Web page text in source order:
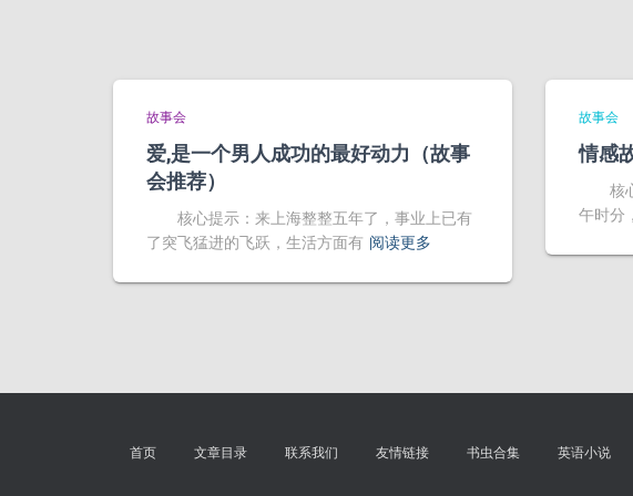
故事会
爱,是一个男人成功的最好动力（故事
会推荐）
核心提示：来上海整整五年了，事业上已有
了突飞猛进的飞跃，生活方面有 阅读更多
故事会
情感
核心
午时分
首页 文章目录 联系我们 友情链接 书虫合集 英语小说